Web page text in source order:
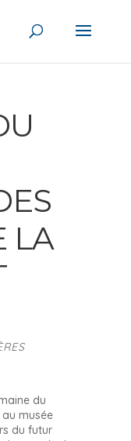
LA
du
au musée
du futur